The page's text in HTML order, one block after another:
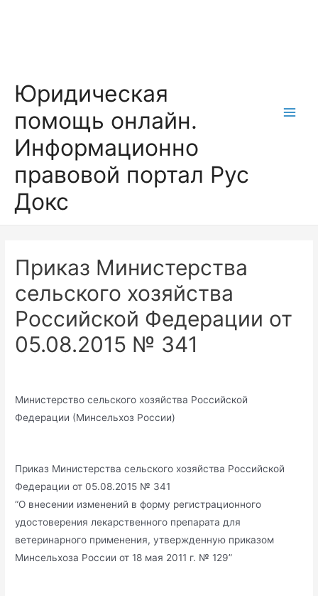
Юридическая
помощь онлайн.
Информационно
правовой портал Рус
Докс
Приказ Министерства
сельского хозяйства
Российской Федерации от
05.08.2015 № 341
Министерство сельского хозяйства Российской
Федерации (Минсельхоз России)
Приказ Министерства сельского хозяйства Российской
Федерации от 05.08.2015 № 341
“О внесении изменений в форму регистрационного
удостоверения лекарственного препарата для
ветеринарного применения, утвержденную приказом
Минсельхоза России от 18 мая 2011 г. № 129”